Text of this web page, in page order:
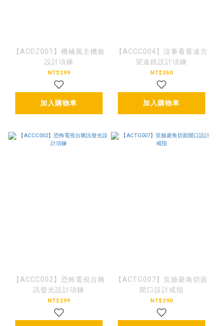
【ACDZ001】機械風主機板
設計項鍊
NT$299
加入購物車
【ACCC004】沒事看看遠方
望遠鏡設計項鍊
NT$350
加入購物車
【ACCC002】恐怖電視台雜
訊發光設計項鍊
NT$299
【ACTG007】笑臉菱角切面
開口設計戒指
NT$290